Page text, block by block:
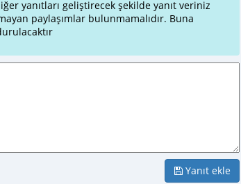
yanıtları geliştirecek şekilde yanıt veriniz
paylaşımlar bulunmamalıdır. Buna
Yanıt ekle